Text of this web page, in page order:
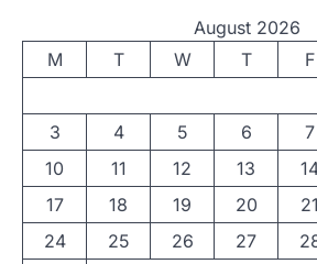
August 2026
M
T W T F
3
4 5 6 7
10
11 12 13
17
18 19 20 21
24
25 26 27